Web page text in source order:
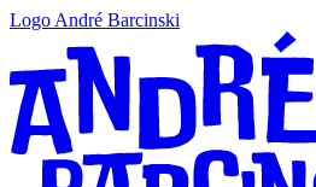
Logo André Barcinski